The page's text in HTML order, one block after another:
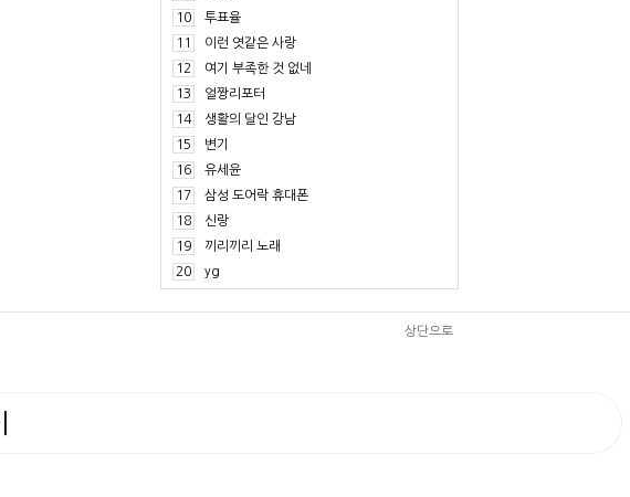
10
투표율
11
이런 엿같은 사랑
12
여기 부족한 것 없네
13
얼짱리포터
14
생활의 달인 강남
15
변기
16
유세윤
17
삼성 도어락 휴대폰
18
신랑
19
끼리끼리 노래
20
yg
상단으로